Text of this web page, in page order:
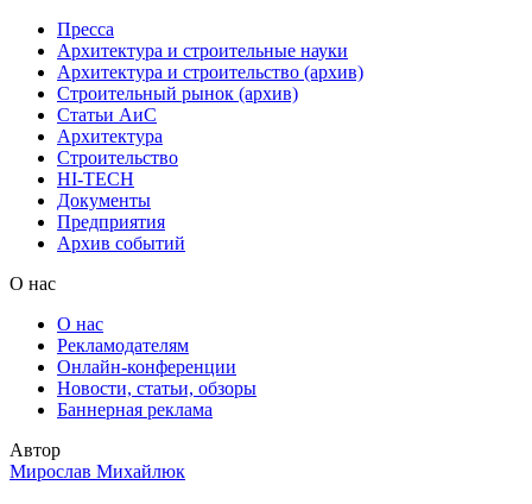
Пресса
Архитектура и строительные науки
Архитектура и строительство (архив)
Строительный рынок (архив)
Статьи АиС
Архитектура
Строительство
HI-TECH
Документы
Предприятия
Архив событий
О нас
О нас
Рекламодателям
Онлайн-конференции
Новости, статьи, обзоры
Баннерная реклама
Автор
Мирослав Михайлюк